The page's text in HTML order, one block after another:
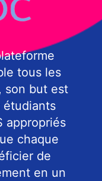
tous les
son but est
étudiants
appropriés
chaque
de
en un